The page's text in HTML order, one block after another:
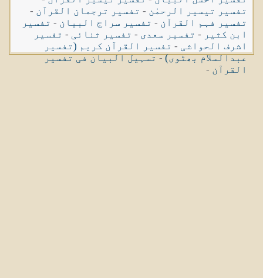
تفسیر تیسیر الرحمٰن - تفسیر ترجمان القرآن -
تفسیر فہم القرآن - تفسیر سراج البیان - تفسیر
ابن کثیر - تفسیر سعدی - تفسیر ثنائی - تفسیر
اشرف الحواشی - تفسیر القرآن کریم (تفسیر
عبدالسلام بھٹوی)-تسہیل البیان فی تفسیر
القرآن -